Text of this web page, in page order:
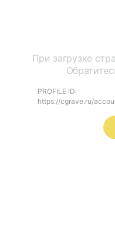
При загрузке
PROFILE ID:
https://cgrave.ru/